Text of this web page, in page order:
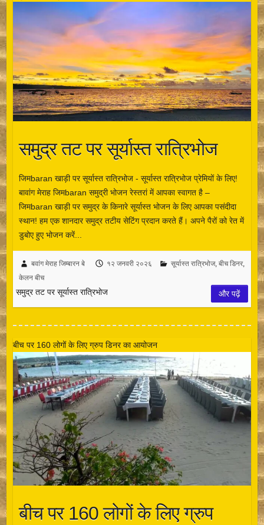
समुद्र तट पर सूर्यास्त रात्रिभोज
जिमbaran खाड़ी पर सूर्यास्त रात्रिभोज - सूर्यास्त रात्रिभोज प्रेमियों के लिए!
बावांग मेराह जिमbaran समुद्री भोजन रेस्तरां में आपका स्वागत है –
जिमbaran खाड़ी पर समुद्र के किनारे सूर्यास्त भोजन के लिए आपका पसंदीदा
स्थान! हम एक शानदार समुद्र तटीय सेटिंग प्रदान करते हैं। अपने पैरों को रेत में
डुबोए हुए भोजन करें...
बवांग मेराह जिम्बारन बे १२ जनवरी २०२६ सूर्यास्त रात्रिभोज, बीच डिनर,
केलन बीच
समुद्र तट पर सूर्यास्त रात्रिभोज और पढ़ें
बीच पर 160 लोगों के लिए ग्रुप डिनर का आयोजन
बीच पर 160 लोगों के लिए ग्रुप